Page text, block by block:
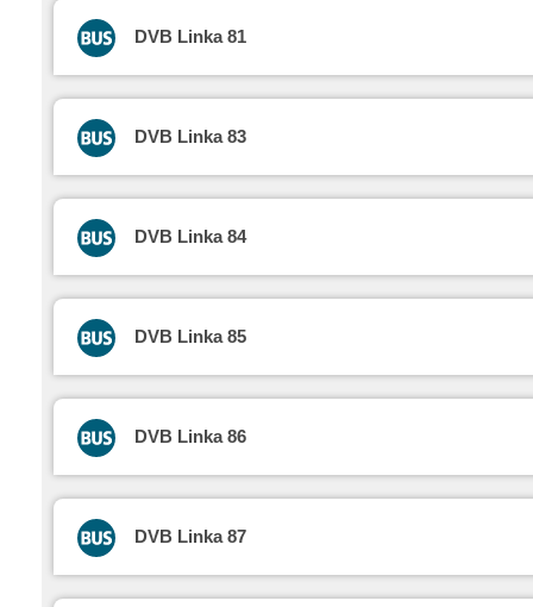
DVB Linka 81
DVB Linka 83
DVB Linka 84
DVB Linka 85
DVB Linka 86
DVB Linka 87